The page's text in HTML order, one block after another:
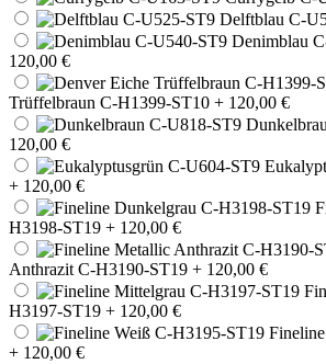
Delftblau C-
Denimblau
120,00 €
Trüffelbraun C-H1399-ST10 + 120,00 €
120,00 €
+ 120,00 €
H3198-ST19 + 120,00 €
Anthrazit C-H3190-ST19 + 120,00 €
H3197-ST19 + 120,00 €
+ 120,00 €